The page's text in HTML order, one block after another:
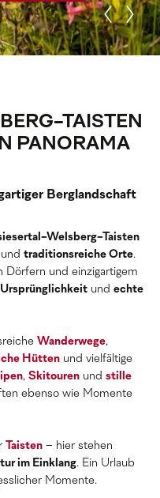
TAISTEN
PANORAMA
Berglandschaft
Welsberg-Taisten
und traditionsreiche Orte.
Dörfern und einzigartigem
Ursprünglichkeit und echte
Wanderwege,
Hütten und vielfältige
, Skitouren und stille
ebenso wie Momente
Taisten – hier stehen
im Einklang. Ein Urlaub
Momente.